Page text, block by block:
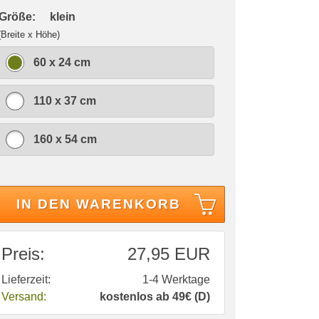
klein
x Höhe)
60 x 24 cm
110 x 37 cm
160 x 54 cm
IN DEN WARENKORB
Preis: 27,95 EUR
Lieferzeit:
1-4 Werktage
Versand:
kostenlos ab 49€ (D)